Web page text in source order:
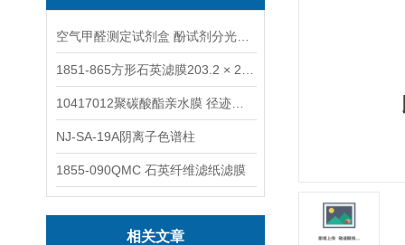
NJ-SA-19A阴离子色谱柱
1855-090QMC 石英纤维滤纸滤膜
相关文章